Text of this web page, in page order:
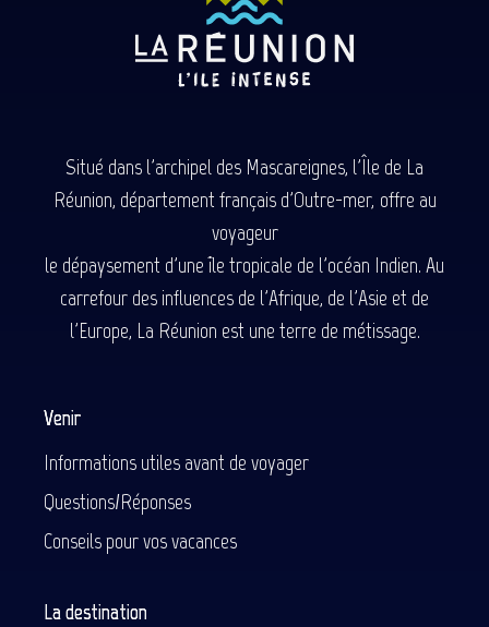
Situé dans l'archipel des Mascareignes, l'Île de La
Réunion, département français d'Outre-mer, offre au
voyageur
le dépaysement d'une île tropicale de l'océan Indien. Au
carrefour des influences de l'Afrique, de l'Asie et de
l'Europe, La Réunion est une terre de métissage.
Venir
Informations utiles avant de voyager
Questions/Réponses
Conseils pour vos vacances
La destination